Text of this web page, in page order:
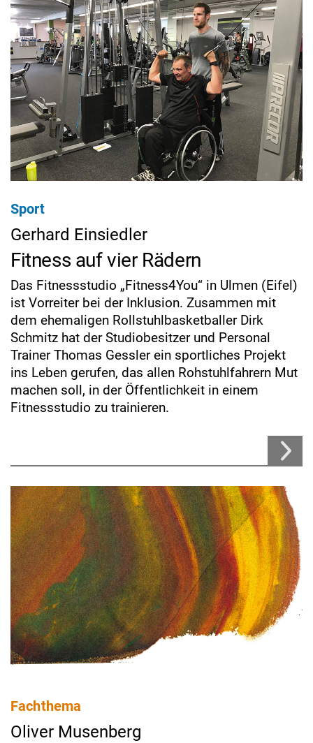
Sport
Gerhard Einsiedler
Fitness auf vier Rädern
Das Fitnessstudio „Fitness4You“ in Ulmen (Eifel)
ist Vorreiter bei der Inklusion. Zusammen mit
dem ehemaligen Rollstuhlbasketballer Dirk
Schmitz hat der Studiobesitzer und Personal
Trainer Thomas Gessler ein sportliches Projekt
ins Leben gerufen, das allen Rohstuhlfahrern Mut
machen soll, in der Öffentlichkeit in einem
Fitnessstudio zu trainieren.
Fachthema
Oliver Musenberg